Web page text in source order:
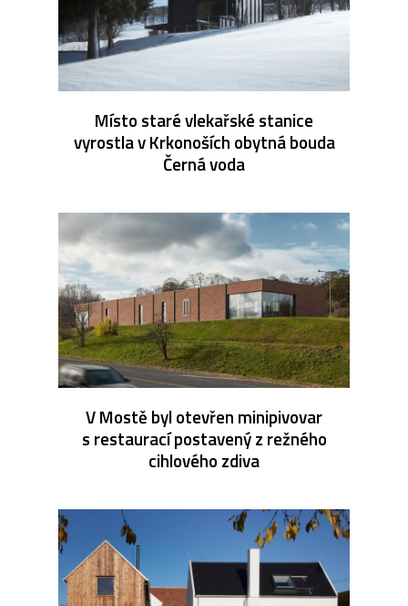
Místo staré vlekařské stanice
vyrostla v Krkonoších obytná bouda
Černá voda
V Mostě byl otevřen minipivovar
s restaurací postavený z režného
cihlového zdiva